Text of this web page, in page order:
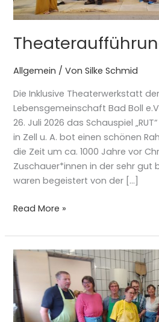
Allgemein / VonSilke Schmid
Die Inklusive Theaterwerkstatt
Lebensgemeinschaft Bad Boll
26. Juli 2026 das Schauspiel
in Zell u. A. bot einen schönen
die Zeit um ca. 1000 Jahre vor
Zuschauer*innen in der sehr gut
waren begeistert von der […]
Read More »
Ein
schönes
Erlebnis
im
Backhäusle